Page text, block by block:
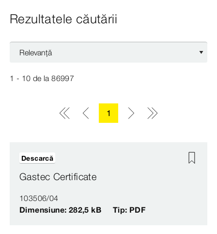
Rezultatele căutării
1 - 10 de la86997
1
Gastec Certificate
103506/04
Dimensiune: 282,5 kB
Tip: PDF
Descarcă